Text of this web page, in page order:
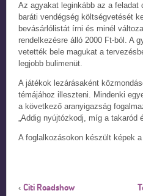
Az agyakat leginkább az a feladat
baráti vendégség költségvetését
bevásárlólistát írni és minél
rendelkezésre álló 2000 Ft-ból. A
vetették bele magukat a
legjobb bulimenüt.
A játékok lezárásaként
témájához illeszteni. Mindenki
a következő aranyigazság
„Addig nyújtózkodj, míg a takaród
A foglalkozásokon készült képek a
‹ Citi Roadshow